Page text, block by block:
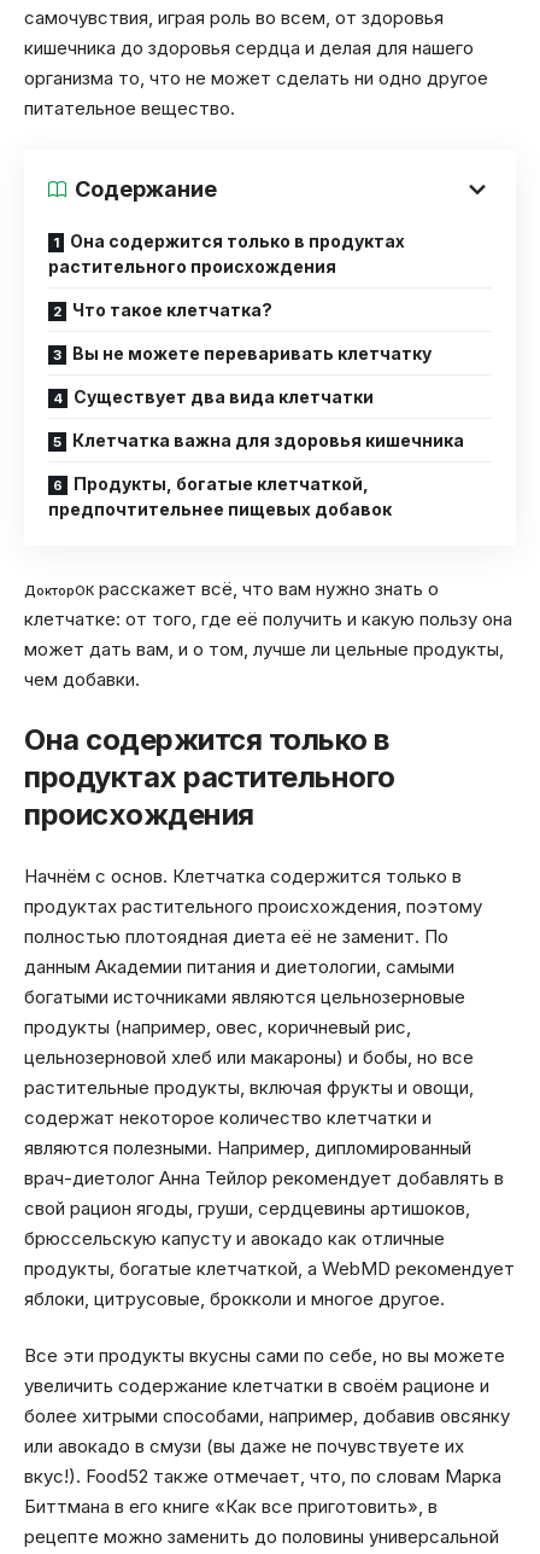
самочувствия, играя роль во всем, от здоровья
кишечника до здоровья сердца и делая для нашего
организма то, что не может сделать ни одно другое
питательное вещество.
Содержание
Она содержится только в продуктах
растительного происхождения
Что такое клетчатка?
Вы не можете переваривать клетчатку
Существует два вида клетчатки
Клетчатка важна для здоровья кишечника
Продукты, богатые клетчаткой,
предпочтительнее пищевых добавок
ДокторОК расскажет всё, что вам нужно знать о
клетчатке: от того, где её получить и какую пользу она
может дать вам, и о том, лучше ли цельные продукты,
чем добавки.
Она содержится только в
продуктах растительного
происхождения
Начнём с основ. Клетчатка содержится только в
продуктах растительного происхождения, поэтому
полностью плотоядная диета её не заменит. По
данным Академии питания и диетологии, самыми
богатыми источниками являются цельнозерновые
продукты (например, овес, коричневый рис,
цельнозерновой хлеб или макароны) и бобы, но все
растительные продукты, включая фрукты и овощи,
содержат некоторое количество клетчатки и
являются полезными. Например, дипломированный
врач-диетолог Анна Тейлор рекомендует добавлять в
свой рацион ягоды, груши, сердцевины артишоков,
брюссельскую капусту и авокадо как отличные
продукты, богатые клетчаткой, а WebMD рекомендует
яблоки, цитрусовые, брокколи и многое другое.
Все эти продукты вкусны сами по себе, но вы можете
увеличить содержание клетчатки в своём рационе и
более хитрыми способами, например, добавив овсянку
или авокадо в смузи (вы даже не почувствуете их
вкус!). Food52 также отмечает, что, по словам Марка
Биттмана в его книге «Как все приготовить», в
рецепте можно заменить до половины универсальной